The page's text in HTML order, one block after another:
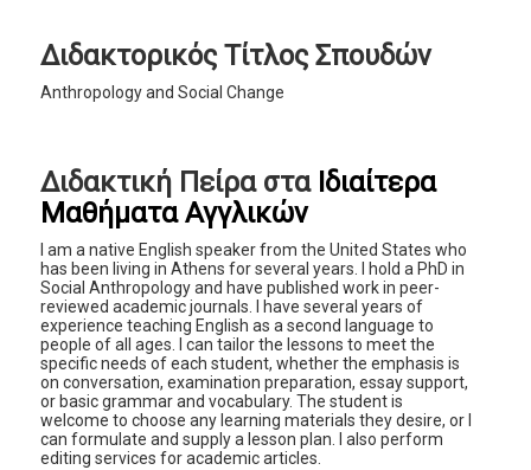
Διδακτορικός Τίτλος Σπουδών
Anthropology and Social Change
Διδακτική Πείρα στα Ιδιαίτερα
Μαθήματα Αγγλικών
I am a native English speaker from the United States who
has been living in Athens for several years. I hold a PhD in
Social Anthropology and have published work in peer-
reviewed academic journals. I have several years of
experience teaching English as a second language to
people of all ages. I can tailor the lessons to meet the
specific needs of each student, whether the emphasis is
on conversation, examination preparation, essay support,
or basic grammar and vocabulary. The student is
welcome to choose any learning materials they desire, or I
can formulate and supply a lesson plan. I also perform
editing services for academic articles.